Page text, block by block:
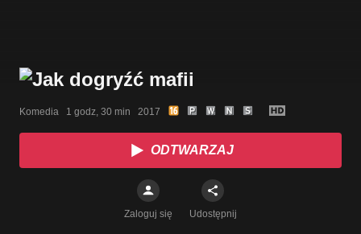
Komedia   1 godz, 30 min   2017
ODTWARZAJ
Zaloguj się Udostępnij